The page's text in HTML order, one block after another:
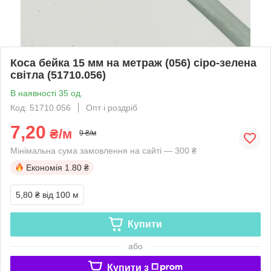
Коса бейка 15 мм на метраж (056) сіро-зелена
світла (51710.056)
В наявності 35 од.
Код: 51710.056
Опт і роздріб
7,20 ₴/м 9 ₴/м
Мінімальна сума замовлення на сайті — 300 ₴
Економія 1.80 ₴
5,80 ₴ від 100 м
Купити
або
Купити з